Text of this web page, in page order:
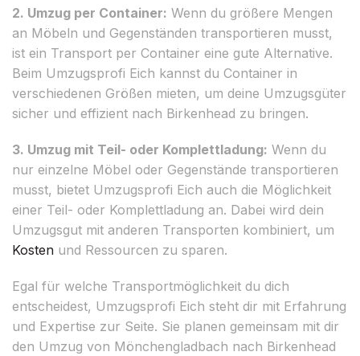
2. Umzug per Container: Wenn du größere Mengen
an Möbeln und Gegenständen transportieren musst,
ist ein Transport per Container eine gute Alternative.
Beim Umzugsprofi Eich kannst du Container in
verschiedenen Größen mieten, um deine Umzugsgüter
sicher und effizient nach Birkenhead zu bringen.
3. Umzug mit Teil- oder Komplettladung: Wenn du
nur einzelne Möbel oder Gegenstände transportieren
musst, bietet Umzugsprofi Eich auch die Möglichkeit
einer Teil- oder Komplettladung an. Dabei wird dein
Umzugsgut mit anderen Transporten kombiniert, um
Kosten und Ressourcen zu sparen.
Egal für welche Transportmöglichkeit du dich
entscheidest, Umzugsprofi Eich steht dir mit Erfahrung
und Expertise zur Seite. Sie planen gemeinsam mit dir
den Umzug von Mönchengladbach nach Birkenhead